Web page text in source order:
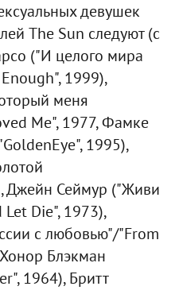
девушек
The Sun следуют (с
("И целого мира
1999),
меня
Me", 1977, Фамке
1995),
Джейн Сеймур ("Живи
Die", 1973),
с любовью"/"From
Блэкман
1964), Бритт